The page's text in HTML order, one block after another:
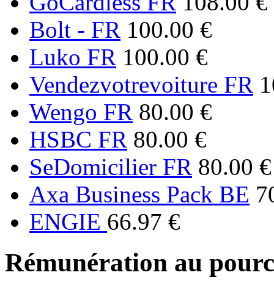
Bolt - FR 100.00 €
Luko FR 100.00 €
Vendezvotrevoiture FR
Wengo FR 80.00 €
HSBC FR 80.00 €
SeDomicilier FR 80.00 €
Axa Business Pack BE
ENGIE 66.97 €
Rémunération au